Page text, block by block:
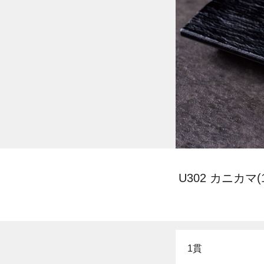
U302 カニカマ
1貫